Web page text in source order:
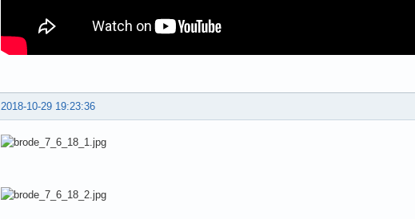
2018-10-29 19:23:36